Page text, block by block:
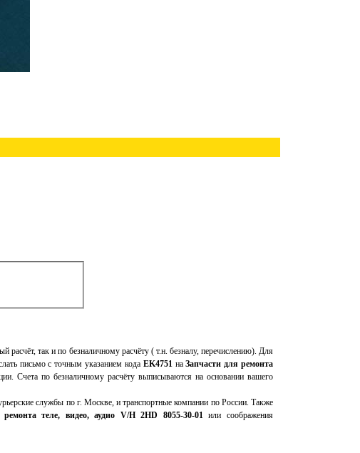
расчёт, так и по безналичному расчёту ( т.н. безналу, перечислению). Для
письмо с точным указанием кода EK4751 наЗапчасти для ремонта
Счета по безналичному расчёту выписываются на основании вашего
службы по г. Москве, и транспортные компании по России. Также
теле, видео, аудио V/H 2HD 8055-30-01
или соображения